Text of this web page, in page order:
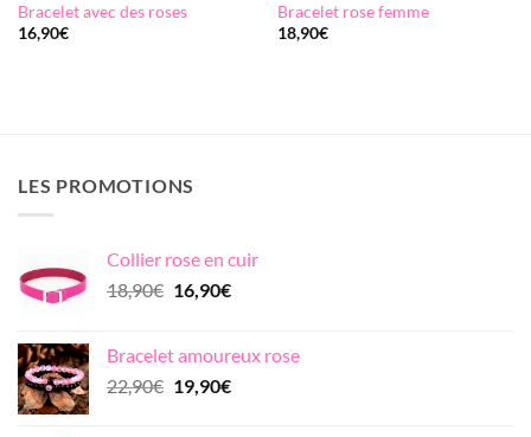
Bracelet avec des roses
16,90€
Bracelet rose femme
18,90€
LES PROMOTIONS
Collier rose en cuir
18,90€ Le
était :
18,90€.
16,90€Le
est :
16,90€.
Bracelet amoureux rose
22,90€ Le
19,90€Le